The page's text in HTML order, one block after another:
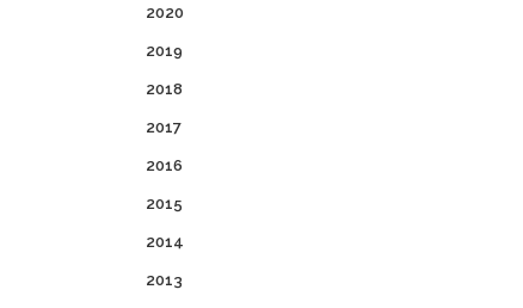
2020
2019
2018
2017
2016
2015
2014
2013